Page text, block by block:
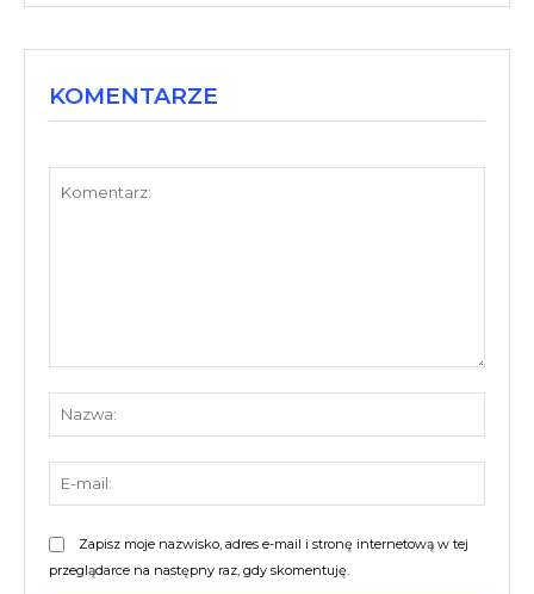
KOMENTARZE
Zapisz moje nazwisko, adres e-mail i stronę internetową w tej
przeglądarce na następny raz, gdy skomentuję.